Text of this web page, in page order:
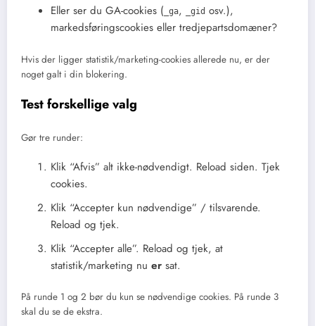
Eller ser du GA-cookies ( _ga, _gid osv.),
markedsføringscookies eller tredjepartsdomæner?
Hvis der ligger statistik/marketing-cookies allerede nu, er der
noget galt i din blokering.
Test forskellige valg
Gør tre runder:
Klik “Afvis” alt ikke-nødvendigt. Reload siden. Tjek
cookies.
Klik “Accepter kun nødvendige” / tilsvarende.
Reload og tjek.
Klik “Accepter alle”. Reload og tjek, at
statistik/marketing nu er sat.
På runde 1 og 2 bør du kun se nødvendige cookies. På runde 3
skal du se de ekstra.